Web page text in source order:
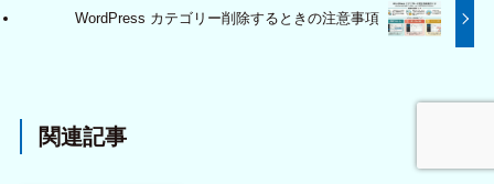
WordPress カテゴリー削除するときの注意事項
関連記事